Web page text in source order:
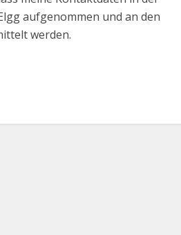
aufgenommen und an den
werden.